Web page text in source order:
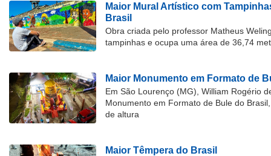
Maior Mural Artístico com
Brasil
Obra criada pelo professor Matheus
tampinhas e ocupa uma área de 36,74
Maior Monumento em Formato de
Em São Lourenço (MG), William Rogério
Monumento em Formato de Bule do
de altura
Maior Têmpera do Brasil